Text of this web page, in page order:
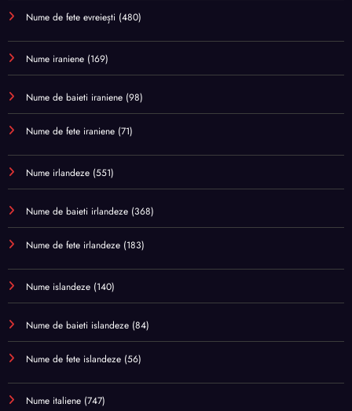
Nume de fete evreiești (480)
Nume iraniene (169)
Nume de baieti iraniene (98)
Nume de fete iraniene (71)
Nume irlandeze (551)
Nume de baieti irlandeze (368)
Nume de fete irlandeze (183)
Nume islandeze (140)
Nume de baieti islandeze (84)
Nume de fete islandeze (56)
Nume italiene (747)